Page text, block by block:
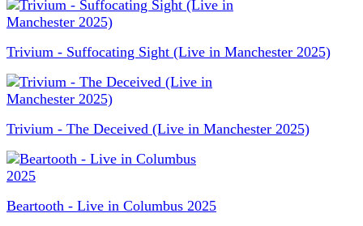
Trivium - Suffocating Sight (Live in Manchester 2025)
Trivium - The Deceived (Live in Manchester 2025)
Beartooth - Live in Columbus 2025